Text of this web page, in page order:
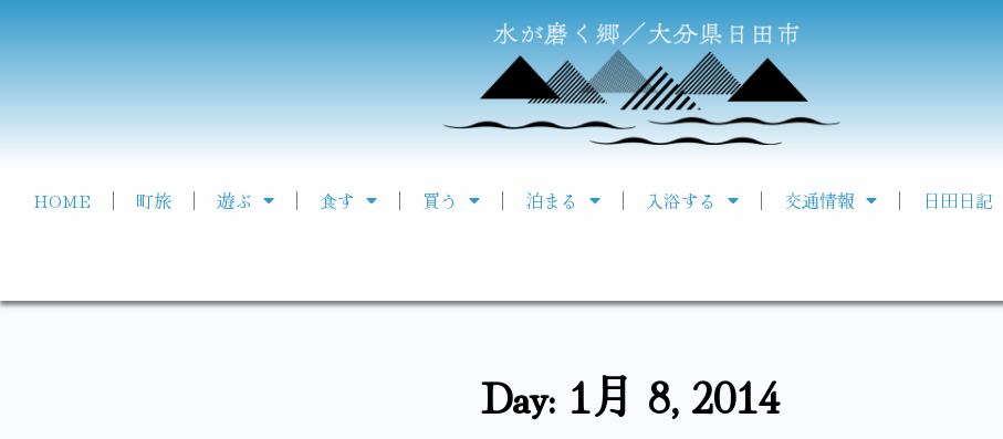
HOME 町旅 遊ぶ 食す 買う 泊まる 入浴する 交通情報 日田日記
Day: 1月 8, 2014